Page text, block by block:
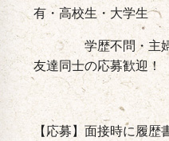
有・高校生・大学生
学歴不問・主婦（
友達同士の応募歓迎！
【応募】面接時に履歴